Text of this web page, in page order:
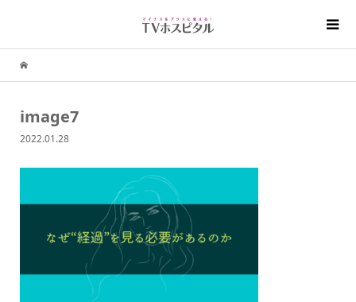
image7
2022.01.28